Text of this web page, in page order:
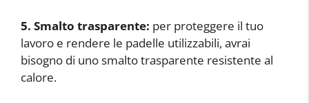
5. Smalto trasparente: per proteggere il tuo
lavoro e rendere le padelle utilizzabili, avrai
bisogno di uno smalto trasparente resistente al
calore.